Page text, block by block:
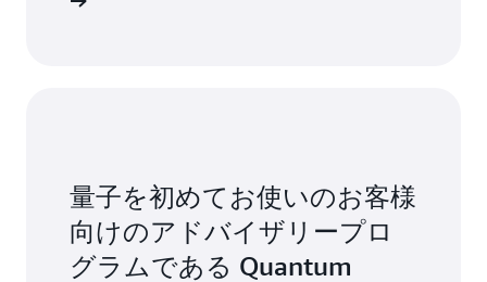
量子を初めてお使いのお客様
向けのアドバイザリープロ
グラムである Quantum